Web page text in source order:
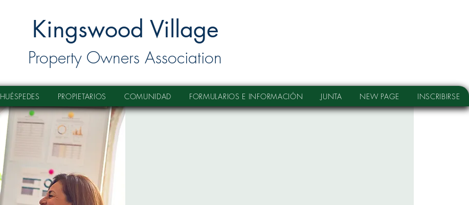
Kingswood Village
Property Owners Association
HUÉSPEDES PROPIETARIOS COMUNIDAD FORMULARIOS E INFORMACIÓN JUNTA NEW PAGE INSCRIBIRSE